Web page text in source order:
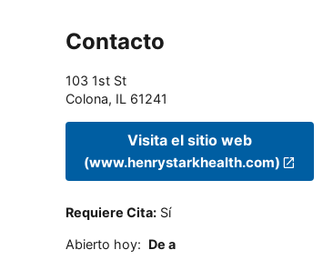
Contacto
103 1st St
Colona, IL 61241
Visita el sitio web
(www.henrystarkhealth.com)
Requiere Cita: Sí
Abierto hoy: De a